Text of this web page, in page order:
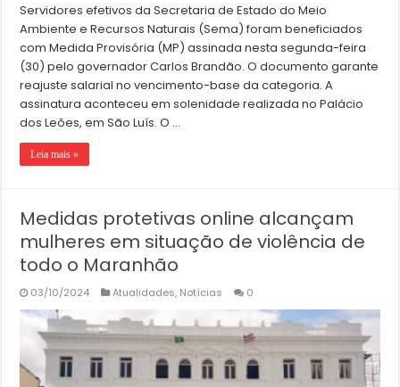
Servidores efetivos da Secretaria de Estado do Meio
Ambiente e Recursos Naturais (Sema) foram beneficiados
com Medida Provisória (MP) assinada nesta segunda-feira
(30) pelo governador Carlos Brandão. O documento garante
reajuste salarial no vencimento-base da categoria. A
assinatura aconteceu em solenidade realizada no Palácio
dos Leões, em São Luís. O …
Leia mais »
Medidas protetivas online alcançam
mulheres em situação de violência de
todo o Maranhão
03/10/2024 Atualidades, Notícias 0